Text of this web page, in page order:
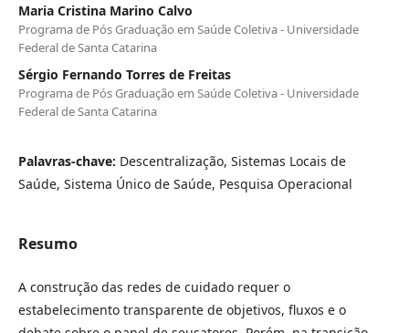
Maria Cristina Marino Calvo
Programa de Pós Graduação em Saúde Coletiva - Universidade
Federal de Santa Catarina
Sérgio Fernando Torres de Freitas
Programa de Pós Graduação em Saúde Coletiva - Universidade
Federal de Santa Catarina
Palavras-chave: Descentralização, Sistemas Locais de
Saúde, Sistema Único de Saúde, Pesquisa Operacional
Resumo
A construção das redes de cuidado requer o
estabelecimento transparente de objetivos, fluxos e o